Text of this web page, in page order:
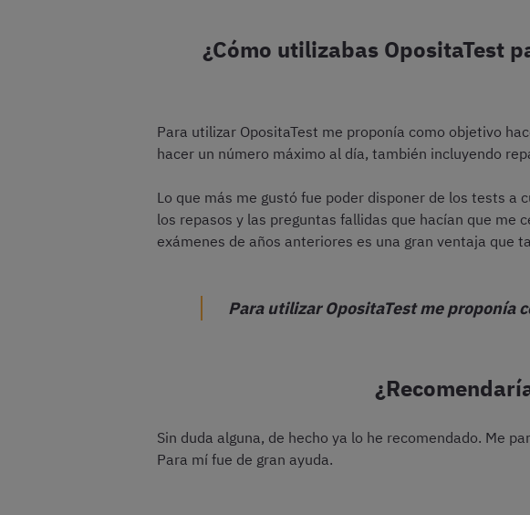
¿Cómo utilizabas OpositaTest
Para utilizar OpositaTest me proponía como objetivo
hacer un número máximo al día, también incluyendo
Lo que más me gustó fue poder disponer de los tests
los repasos y las preguntas fallidas que hacían que
exámenes de años anteriores es una gran ventaja que
Para utilizar OpositaTest me proponía
Sin duda alguna, de hecho ya lo he recomendado. Me
Para mí fue de gran ayuda.